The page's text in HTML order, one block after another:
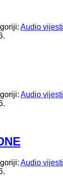
Audio vijesti
Audio vijesti
Audio vijesti